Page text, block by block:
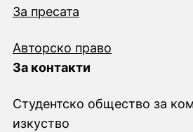
За пресата
Авторско право
За контакти
Студентско общество за
изкуство